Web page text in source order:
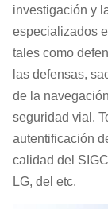
investigación y
especializados
tales como
las defensas,
de la
seguridad vial.
autentificación
calidad del
LG, del etc.